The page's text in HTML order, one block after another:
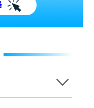
院匯聚來自香港、內地的